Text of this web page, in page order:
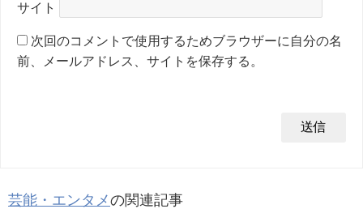
サイト
次回のコメントで使用するためブラウザーに自分の名
前、メールアドレス、サイトを保存する。
芸能・エンタメの関連記事